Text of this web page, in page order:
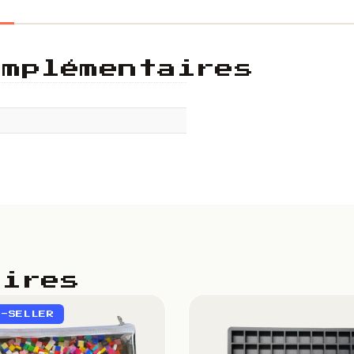
SELLER